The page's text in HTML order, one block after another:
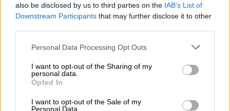
also be disclosed by us to third parties on the IAB’s List of
Downstream Participants that may further disclose it to other
Please note that this website/app uses one or more Google
not limited to your visit or usage behaviour. You may click to
grant or deny consent to Google and its third-party tags to
use your data for below specified purposes in below Google
consent section.
Personal Data Processing Opt Outs
I want to opt-out of the Sharing of my
personal data.
Opted In
I want to opt-out of the Sale of my
Personal Data.
«Δε σέβεστε το νομοθετικό μας
Αυτό που διακυβεύεται εδώ είναι η
επιβίωση των μέσων ενημέρωσης
που
απειλούνται από την αρπακτική
συμπεριφορά μιας πλατφόρμας όπως η Meta,
η οποία δρα χωρίς να σέβεται το νομοθετικό